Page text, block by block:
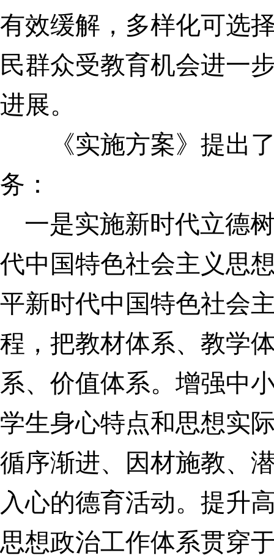
有效缓解，多样化可选
民群众受教育机会进一
进展。
《实施方案》提出了
务：
一是实施新时代立德
代中国特色社会主义思
平新时代中国特色社会
程，把教材体系、教学
系、价值体系。增强中
学生身心特点和思想实
循序渐进、因材施教、
入心的德育活动。提升
思想政治工作体系贯穿